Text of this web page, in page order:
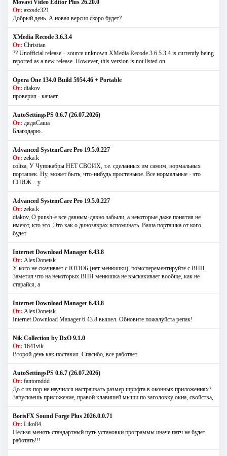
Movavi Video Editor Plus 26.20.0
От: azxsdc321
Добрый день. А новая версия скоро будет?
XMedia Recode 3.6.3.4
От: Christian
?? Unofficial release – source unknown XMedia Recode 3.6.5.3.4 is currently being
reported as a new release. However, this version is not listed on
Opera One 134.0 Build 5954.46 + Portable
От: diakov
проверил - качает.
AutoSettingsPS 0.6.7 (26.07.2026)
От: дядяСаша
Благодарю.
Advanced SystemCare Pro 19.5.0.227
От: zeka.k
coliza, У Чупокабры НЕТ СВОИХ, т.е. сделанных им самим, нормальных
порташек. Ну, может быть, что-нибудь простенькое. Все нормальные - это
СПИЖ... у
Advanced SystemCare Pro 19.5.0.227
От: zeka.k
diakov, О punsh-е все давным-давно забыли, а некоторые даже понятия не
имеют, кто это. Это как о динозаврах вспоминать. Ваша порташка от кого
будет
Internet Download Manager 6.43.8
От: AlexDonetsk
У кого не скачивает с ЮТЮБ (нет менюшки), поэксперементируйте с ВПН.
Заметил что на некоторых ВПН менюшка не выскакивает вообще, как не
старайся, а
Internet Download Manager 6.43.8
От: AlexDonetsk
Internet Download Manager 6.43.8 вышел. Обновите пожалуйста репак!
Nik Collection by DxO 9.1.0
От: 1641vik
Второй день как поставил. Спасибо, все работает.
AutoSettingsPS 0.6.7 (26.07.2026)
От: fantomddd
До с их пор не научился настраивать размер шрифта в оконных приложениях?
Запускаешь приложение, правой клавишей мыши по заголовку окна, свойства,
BorisFX Sound Forge Plus 2026.0.0.71
От: Liko84
Нельзя менять стандартный путь установки программы иначе патч не будет
работать!!!